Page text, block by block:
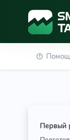
Первый